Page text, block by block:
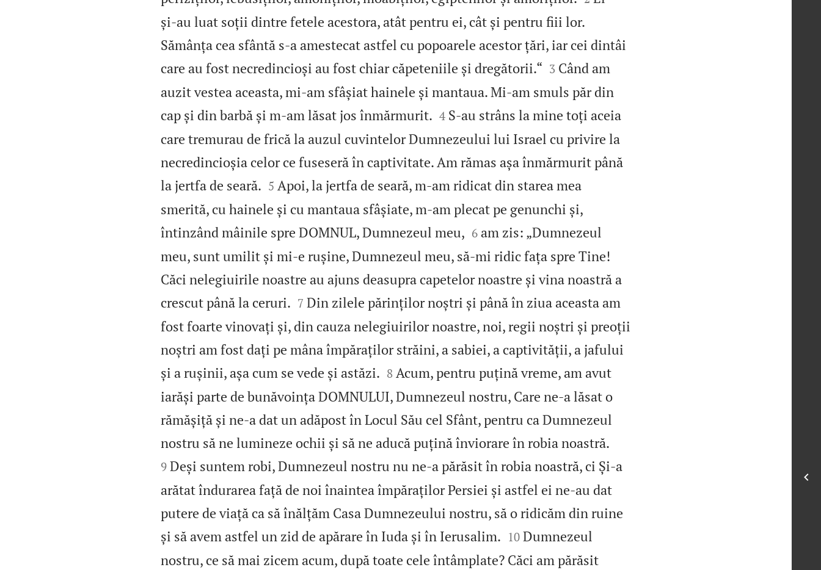
și‑au luat soții dintre fetele acestora, atât pentru ei, cât și pentru fiii lor.
Sămânța cea sfântă s‑a amestecat astfel cu popoarele acestor țări, iar cei dintâi
care au fost necredincioși au fost chiar căpeteniile și dregătorii.“
3 Când am
auzit vestea aceasta, mi‑am sfâșiat hainele și mantaua. Mi‑am smuls păr din
cap și din barbă și m‑am lăsat jos înmărmurit.
4 S‑au strâns la mine toți aceia
care tremurau de frică la auzul cuvintelor Dumnezeului lui Israel cu privire la
necredincioșia celor ce fuseseră în captivitate. Am rămas așa înmărmurit până
la jertfa de seară.
5 Apoi, la jertfa de seară, m‑am ridicat din starea mea
smerită, cu hainele și cu mantaua sfâșiate, m‑am plecat pe genunchi și,
întinzând mâinile spre DOMNUL, Dumnezeul meu,
6 am zis: „Dumnezeul
meu, sunt umilit și mi‑e rușine, Dumnezeul meu, să‑mi ridic fața spre Tine!
Căci nelegiuirile noastre au ajuns deasupra capetelor noastre și vina noastră a
crescut până la ceruri.
7 Din zilele părinților noștri și până în ziua aceasta am
fost foarte vinovați și, din cauza nelegiuirilor noastre, noi, regii noștri și preoții
noștri am fost dați pe mâna împăraților străini, a sabiei, a captivității, a jafului
și a rușinii, așa cum se vede și astăzi.
8 Acum, pentru puțină vreme, am avut
iarăși parte de bunăvoința DOMNULUI, Dumnezeul nostru, Care ne‑a lăsat o
rămășiță și ne‑a dat un adăpost în Locul Său cel Sfânt, pentru ca Dumnezeul
nostru să ne lumineze ochii și să ne aducă puțină înviorare în robia noastră.
9 Deși suntem robi, Dumnezeul nostru nu ne‑a părăsit în robia noastră, ci Și‑a
arătat îndurarea față de noi înaintea împăraților Persiei și astfel ei ne‑au dat
putere de viață ca să înălțăm Casa Dumnezeului nostru, să o ridicăm din ruine
și să avem astfel un zid de apărare în Iuda și în Ierusalim.
10 Dumnezeul
nostru, ce să mai zicem acum, după toate cele întâmplate? Căci am părăsit